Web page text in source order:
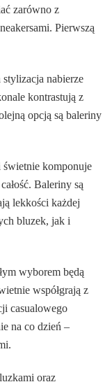
zarówno z
Pierwszą
nabierze
kontrastują z
opcją są baleriny
świetnie komponuje
Baleriny są
lekkości każdej
bluzek, jak i
wyborem będą
współgrają z
casualowego
na co dzień –
oraz